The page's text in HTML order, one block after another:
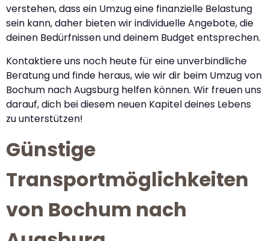
verstehen, dass ein Umzug eine finanzielle Belastung
sein kann, daher bieten wir individuelle Angebote, die
deinen Bedürfnissen und deinem Budget entsprechen.
Kontaktiere uns noch heute für eine unverbindliche
Beratung und finde heraus, wie wir dir beim Umzug von
Bochum nach Augsburg helfen können. Wir freuen uns
darauf, dich bei diesem neuen Kapitel deines Lebens
zu unterstützen!
Günstige
Transportmöglichkeiten
von Bochum nach